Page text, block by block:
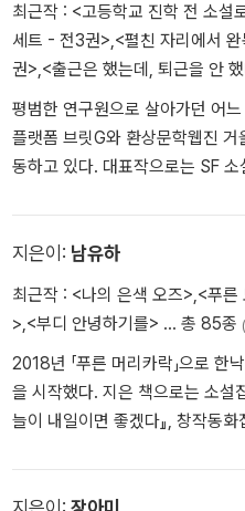
―「솔의 눈 뽑아 마시다 자판기에
중에서
『이계리 판타지아』의 이시우 작
장치와 원령이라는 토속적인 소
을, 『탐정 전일도 사건집』의 한
기의 애증을 폭발적으로 드러내
만이』의 장아미 작가는 먹잇감을
드러내는 악마적 존재에 대한 공
한 판타지 스릴러를, 『살을 섞다
이야기를 차용해 현실에서 발생
인상적인 괴담을 선보인다.
최근작 : <고등학교 진학 전 소설
세트 - 전3권>,<펼친 자리에서
권>,<출근은 했는데, 퇴근을 안
평범한 연구원으로 살아가던 어
플랫폼 브릿G와 환상문학웹진 거
동하고 있다. 대표작으로는 SF 소
제, 하시겠습니까?』를 출간하였
앤솔러지에 참여하였다.
지은이: 남유하
최근작 : <나의 은색 오즈>,<푸른
>,<부디 안녕하기를> … 총 85종
2018년 「푸른 머리카락」으로
을 시작했다. 지은 책으로는 소설
늘이 내일이면 좋겠다』, 창작동화